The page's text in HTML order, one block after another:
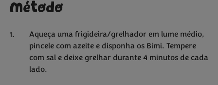
Método
Aqueça uma frigideira/grelhador em lume médio,
pincele com azeite e disponha os Bimi. Tempere
com sal e deixe grelhar durante 4 minutos de cada
lado.